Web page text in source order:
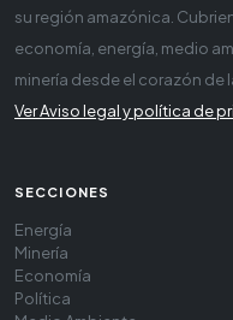
su región amazónica.
economía, energía, medio
minería desde el corazón de
Ver Aviso legal y política de
SECCIONES
Energía
Minería
Economía
Política